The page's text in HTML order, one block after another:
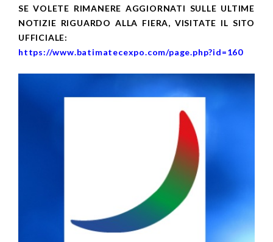
SE VOLETE RIMANERE AGGIORNATI SULLE ULTIME
NOTIZIE RIGUARDO ALLA FIERA, VISITATE IL SITO
UFFICIALE:
https://www.batimatecexpo.com/page.php?id=160